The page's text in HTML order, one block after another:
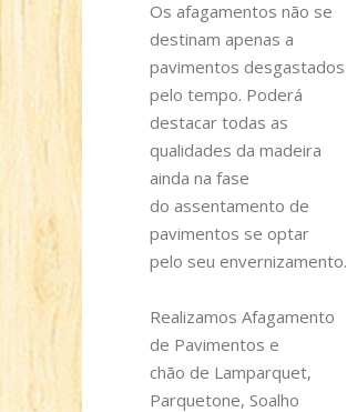
Os afagamentos não se
destinam apenas a
pavimentos desgastados
pelo tempo. Poderá
destacar todas as
qualidades da madeira
ainda na fase
do assentamento de
pavimentos se optar
pelo seu envernizamento.
Realizamos Afagamento
de Pavimentos e
chão de Lamparquet,
Parquetone, Soalho